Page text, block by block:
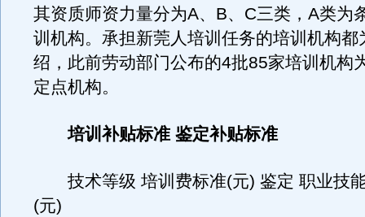
其资质师资力量分为A、B、C三类，A类为
训机构。承担新莞人培训任务的培训机构都
绍，此前劳动部门公布的4批85家培训机构
定点机构。
培训补贴标准 鉴定补贴标准
技术等级 培训费标准(元) 鉴定 职业技
(元)